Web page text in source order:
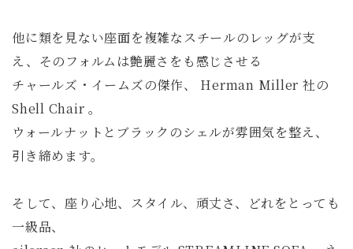
他に類を見ない座面を複雑なスチールのレッグが支
え、そのフォルムは艶麗さをも感じさせる
チャールズ・イームズの傑作、 Herman Miller 社の
Shell Chair 。
ウォールナットとブラックのシェルが雰囲気を整え、
引き締めます。
そして、座り心地、スタイル、頑丈さ、どれをとっても
一級品、